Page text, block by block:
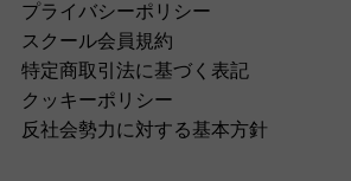
プライバシーポリシー
スクール会員規約
特定商取引法に基づく表記
クッキーポリシー
反社会勢力に対する基本方針